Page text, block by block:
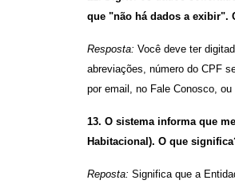
que "não há dados a exibir".
Resposta: Você deve ter
abreviações, número do CPF
por email, no Fale Conosco,
13. O sistema informa que
Habitacional). O que
Reposta: Significa que a